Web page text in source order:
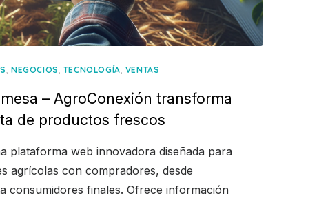
,NEGOCIOS, TECNOLOGÍA, VENTAS
– AgroConexión transforma
de productos frescos
plataforma web innovadora diseñada para
agrícolas con compradores, desde
consumidores finales. Ofrece información